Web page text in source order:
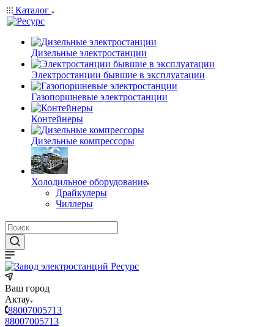
Каталог
Дизельные электростанции
Электростанции бывшие в эксплуатации
Газопоршневые электростанции
Контейнеры
Дизельные компрессоры
Холодильное оборудование
Драйкулеры
Чиллеры
Ваш город
Актау
88007005713
88007005713